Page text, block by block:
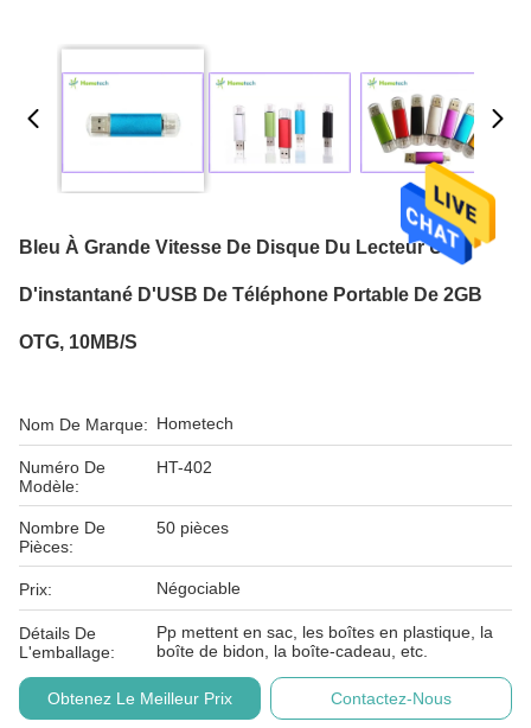
Bleu À Grande Vitesse De Disque Du Lecteur U
D'instantané D'USB De Téléphone Portable De 2GB
OTG, 10MB/s
Nom De Marque: Hometech
Numéro De
Modèle:
HT-402
Nombre De
Pièces:
50 pièces
Prix: Négociable
Détails De
L'emballage:
Pp mettent en sac, les boîtes en plastique, la
boîte de bidon, la boîte-cadeau, etc.
Obtenez Le Meilleur Prix Contactez-Nous